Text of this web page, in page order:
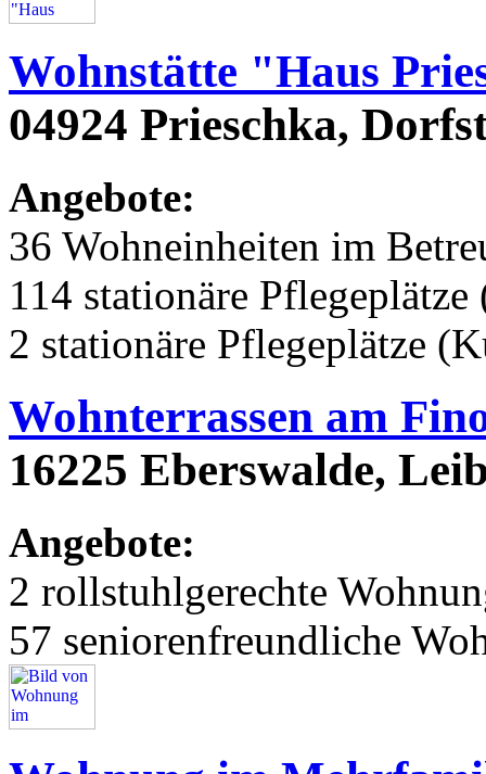
Wohnstätte "Haus
04924 Prieschka,
Angebote:
36 Wohneinheiten im
114 stationäre
2 stationäre Pflegeplätze
Wohnterrassen am
16225 Eberswalde,
Angebote:
2 rollstuhlgerechte
57 seniorenfreundliche